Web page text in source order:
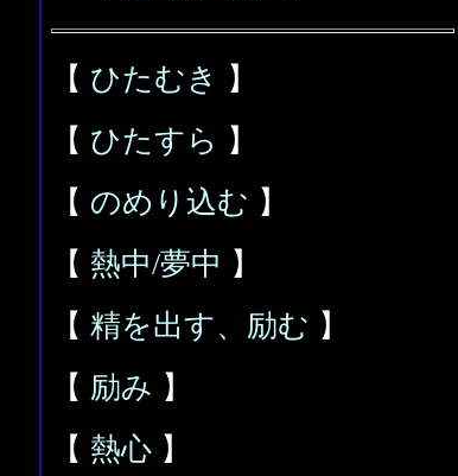
【 ひたむき
】
【 ひたすら 】
【 のめり込む 】
【 熱中/夢中 】
【 精を出す、励む 】
【 励み 】
【 熱心 】